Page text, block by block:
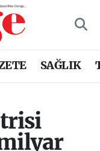
SAĞLIK
milyar
Fikstür